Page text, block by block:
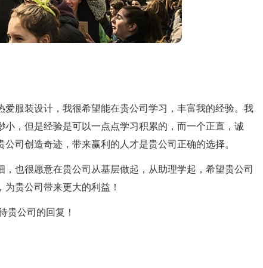
服装设计，我很希望能在贵公司学习，丰富我的经验。我
，但是经验是可以一点点学习积累的，而一个正直，诚
司创造奇迹，带来赢利的人才是贵公司正确的选择。
很愿意在贵公司从基层做起，从助理学起，希望贵公司
贵公司带来更大的利益！
公司的回复！